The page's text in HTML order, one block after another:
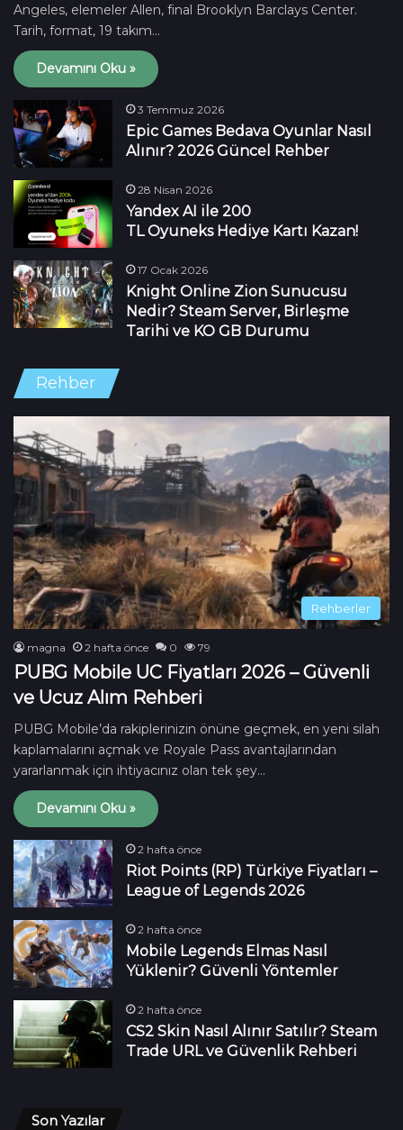
Angeles, elemeler Allen, final Brooklyn Barclays Center.
Tarih, format, 19 takım…
Devamını Oku »
3 Temmuz 2026
Epic Games Bedava Oyunlar Nasıl
Alınır? 2026 Güncel Rehber
28 Nisan 2026
Yandex AI ile 200
TL Oyuneks Hediye Kartı Kazan!
17 Ocak 2026
Knight Online Zion Sunucusu
Nedir? Steam Server, Birleşme
Tarihi ve KO GB Durumu
Rehber
Rehberler
magna 2 hafta önce 0 79
PUBG Mobile UC Fiyatları 2026 – Güvenli
ve Ucuz Alım Rehberi
PUBG Mobile’da rakiplerinizin önüne geçmek, en yeni silah
kaplamalarını açmak ve Royale Pass avantajlarından
yararlanmak için ihtiyacınız olan tek şey…
Devamını Oku »
2 hafta önce
Riot Points (RP) Türkiye Fiyatları –
League of Legends 2026
2 hafta önce
Mobile Legends Elmas Nasıl
Yüklenir? Güvenli Yöntemler
2 hafta önce
CS2 Skin Nasıl Alınır Satılır? Steam
Trade URL ve Güvenlik Rehberi
Son Yazılar